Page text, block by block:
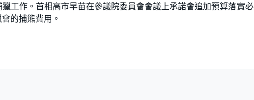
工作。首相高市早苗在參議院委員會會議上承諾會追加預算落實必
的捕熊費用。